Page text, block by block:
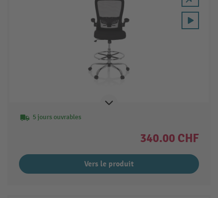
5 jours ouvrables
340.00 CHF
Vers le produit